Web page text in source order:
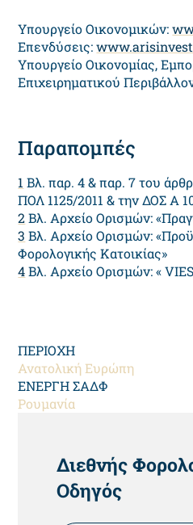
Υπουργείο Οικονομικών:
Επενδύσεις:
Υπουργείο Οικονομίας,
Επιχειρηματικού
Παραπομπές
1 Βλ. παρ. 4 & παρ. 7 του
ΠΟΛ 1125/2011 & την ΔΟΣ Α
2Βλ. Αρχείο Ορισμών:
3 Βλ. Αρχείο Ορισμών:
Φορολογικής Κατοικίας»
4Βλ. Αρχείο Ορισμών: «
ΠΕΡΙΟΧΗ
Ανατολική Ευρώπη
ΕΝΕΡΓΗ ΣΑΔΦ
Ρουμανία
HEADING
Διεθνής
Οδηγός